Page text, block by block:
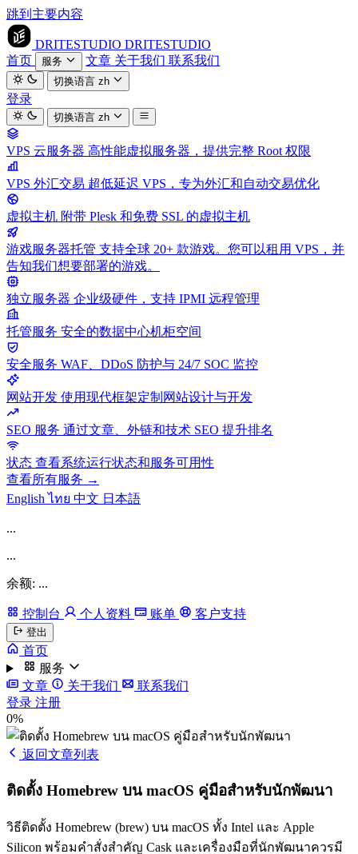
跳到主要内容
DRITESTUDIO DRITESTUDIO
首页
服务 文章 关于我们 联系我们
切换语言zh
登录
切换语言zh
VPS 云服务器 高性能虚拟服务器，提供完整 Root 权限
VPS 外汇交易 超低延迟 VPS，专为外汇和自动交易优化
虚拟主机 附带 Plesk 和免费 SSL 的虚拟主机
游戏服务器托管 支持全球 20+ 款游戏。您可以租用 VPS，并
告知我们想要部署的游戏。
独立服务器 企业级硬件，支持 IPMI 远程管理
托管服务 安全的数据中心机柜空间
安全服务 WAF、DDoS 防护与 24/7 SOC 监控
网站开发 使用现代框架定制网站设计与开发
SEO 服务 通过文章、外链和技术 SEO 提升排名
状态 查看系统运行状态和服务可用性
查看所有服务 →
Englishไทย 中文 日本語
...
...
余额: ...
控制台 个人资料 账单 客户支持
登出
首页
服务
文章
关于我们
联系我们
登录 注册
0%
返回文章列表
ติดตั้ง Homebrew บน macOS คู่มือสำหรับนักพัฒนา
วิธีติดตั้ง Homebrew (brew) บน macOS ทั้ง Intel และ Apple
Silicon พร้อมคำสั่งสำคัญ Cask และเครื่องมือที่นักพัฒนาควรมี